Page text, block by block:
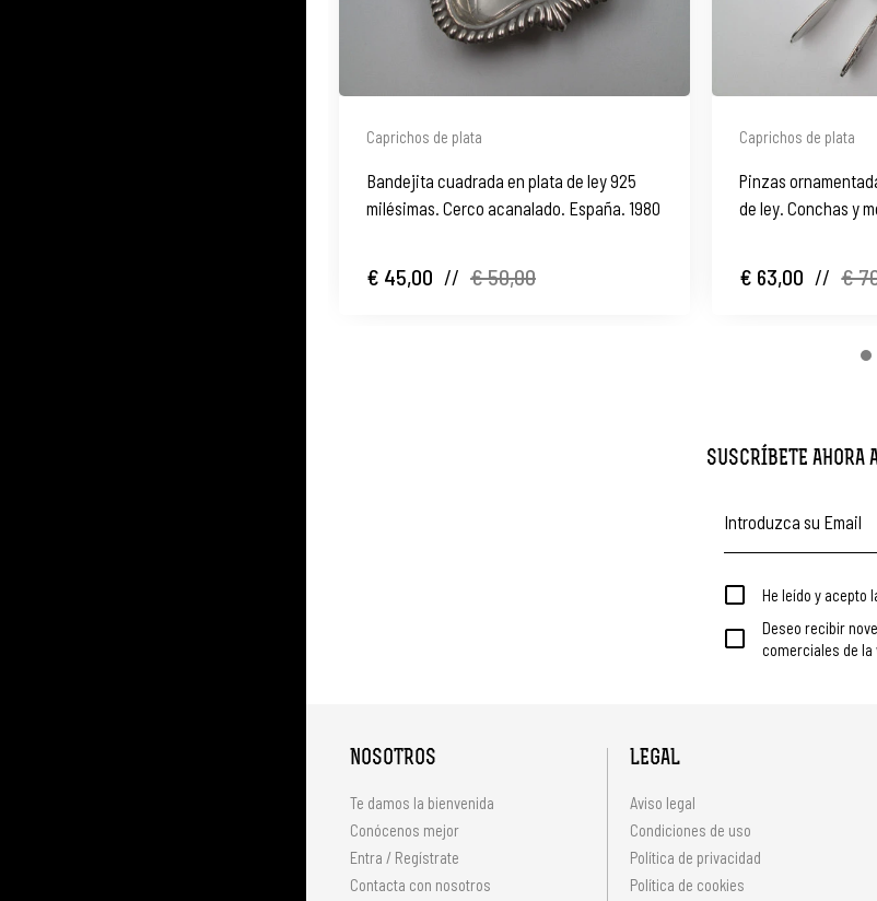
Caprichos de plata
Bandejita cuadrada en plata de ley 925
milésimas. Cerco acanalado. España. 1980
€ 45,00 // € 50,00
Caprichos de plata
Pinzas
de ley. Conchas y
€ 63,00 // €
SUSCRÍBETE AHORA
He leído y acepto
Deseo recibir
comerciales de la
NOSOTROS
Te damos la bienvenida
Conócenos mejor
Entra / Regístrate
Contacta con nosotros
LEGAL
Aviso legal
Condiciones de uso
Política de privacidad
Política de cookies